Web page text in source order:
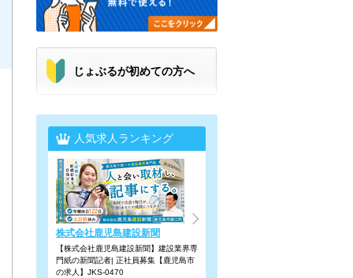
じょぶるが初めての方へ
人気求人ランキング
株式会社鹿児島建設新聞
【株式会社鹿児島建設新聞】建設業界専
門紙の新聞記者| 正社員募集【鹿児島市
の求人】JKS-0470